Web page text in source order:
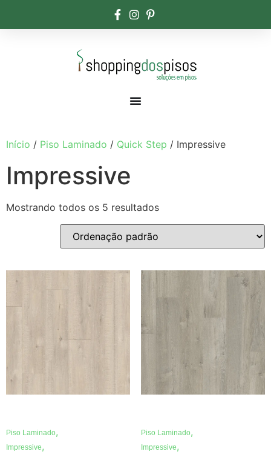
Início / Piso Laminado / Quick Step / Impressive
Impressive
Mostrando todos os 5 resultados
Piso Laminado,
Impressive,
Piso Laminado,
Impressive,